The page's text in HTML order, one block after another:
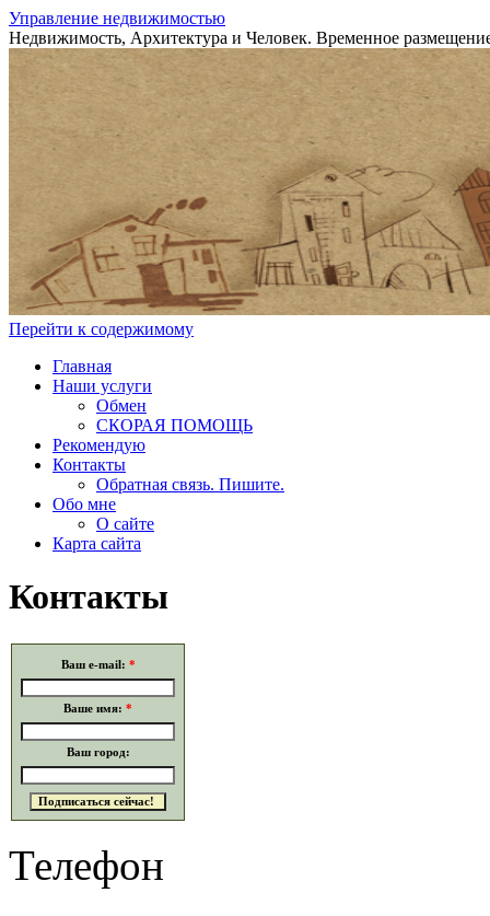
Управление недвижимостью
Недвижимость, Архитектура и Человек. Временное
Перейти к содержимому
Главная
Наши услуги
Обмен
СКОРАЯ ПОМОЩЬ
Рекомендую
Контакты
Обратная связь. Пишите.
Обо мне
О сайте
Карта сайта
Контакты
Ваш e-mail: *
Ваше имя: *
Ваш город:
Телефон